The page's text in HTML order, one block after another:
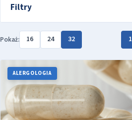
Filtry
Pokaż: 16 24 32 1
ALERGOLOGIA